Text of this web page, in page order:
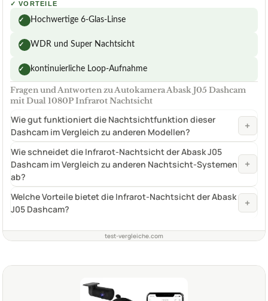
✓ VORTEILE
✓ Hochwertige 6-Glas-Linse
✓ WDR und Super Nachtsicht
✓ kontinuierliche Loop-Aufnahme
Fragen und Antworten zu Autokamera Abask J05 Dashcam
mit Dual 1080P Infrarot Nachtsicht
Wie gut funktioniert die Nachtsichtfunktion dieser
Dashcam im Vergleich zu anderen Modellen?
+
Wie schneidet die Infrarot-Nachtsicht der Abask J05
Dashcam im Vergleich zu anderen Nachtsicht-Systemen
ab?
+
Welche Vorteile bietet die Infrarot-Nachtsicht der Abask
J05 Dashcam?
+
test-vergleiche.com